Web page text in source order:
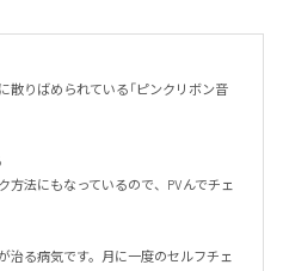
散りばめられている「ピンクリボン音
法にもなっているので、PVんでチェ
治る病気です。月に一度のセルフチェ